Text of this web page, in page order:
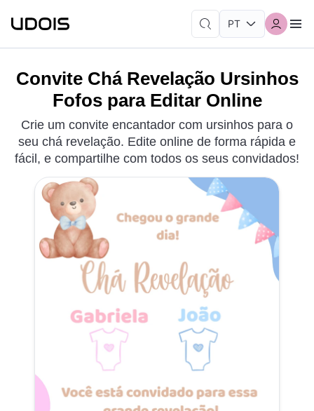
Convite Chá Revelação Ursinhos
Fofos para Editar Online
Crie um convite encantador com ursinhos para o
seu chá revelação. Edite online de forma rápida e
fácil, e compartilhe com todos os seus convidados!